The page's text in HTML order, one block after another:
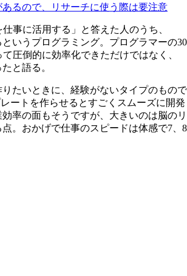
るので、リサーチに使う際は要注意
事に活用する」と答えた人のうち、
いうプログラミング。プログラマーの30
圧倒的に効率化できただけではなく、
と語る。
りたいときに、経験がないタイプのもので
レートを作らせるとすごくスムーズに開発
率の面もそうですが、大きいのは脳のリ
。おかげで仕事のスピードは体感で7、8